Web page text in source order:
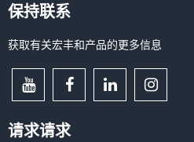
保持联系
获取有关宏丰和产品的更多信息
请求请求